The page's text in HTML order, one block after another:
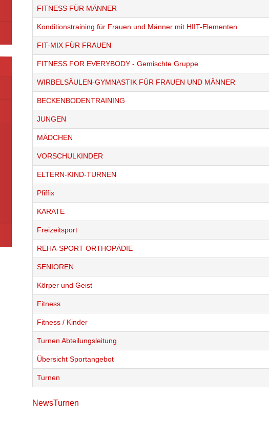
FITNESS FÜR MÄNNER
Konditionstraining für Frauen und Männer mit HIIT-Elementen
FIT-MIX FÜR FRAUEN
FITNESS FOR EVERYBODY - Gemischte Gruppe
WIRBELSÄULEN-GYMNASTIK FÜR FRAUEN UND MÄNNER
BECKENBODENTRAINING
JUNGEN
MÄDCHEN
VORSCHULKINDER
ELTERN-KIND-TURNEN
Pfiffix
KARATE
Freizeitsport
REHA-SPORT ORTHOPÄDIE
SENIOREN
Körper und Geist
Fitness
Fitness / Kinder
Turnen Abteilungsleitung
Übersicht Sportangebot
Turnen
NewsTurnen